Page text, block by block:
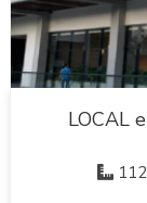
LOCAL